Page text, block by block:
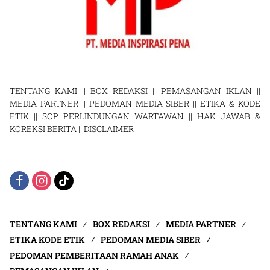
TENTANG KAMI || BOX REDAKSI || PEMASANGAN IKLAN ||
MEDIA PARTNER || PEDOMAN MEDIA SIBER ||ETIKA & KODE
ETIK || SOP PERLINDUNGAN WARTAWAN || HAK JAWAB &
KOREKSI BERITA || DISCLAIMER
TENTANG KAMI BOX REDAKSI
MEDIA PARTNER
ETIKA KODE ETIK
PEDOMAN MEDIA SIBER
PEDOMAN PEMBERITAAN RAMAH ANAK